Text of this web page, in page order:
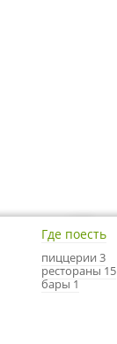
Где поесть
пиццерии 3
рестораны 15
бары 1